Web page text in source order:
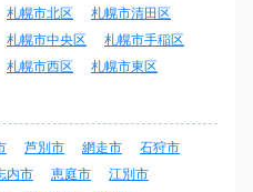
札幌市北区
札幌市清田区
札幌市中央区
札幌市手稲区
札幌市西区
札幌市東区
芦別市 網走市
石狩市
内市 恵庭市
江別市